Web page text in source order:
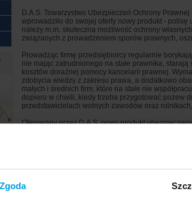
Zgoda
D.A.S. Towarzystwo Ubezpieczeń Ochrony Prawnej
wprowadziło do swojej oferty nowy produkt -
należy m.in. skuteczna możliwość ochrony
związanych z prowadzeniem sporów prawnych,
Prowadząc firmę przedsiębiorcy regularnie
nie mając zatrudnionego na stałe prawnika,
kosztów doraźnej pomocy kancelarii prawnej.
zdobycia wiedzy z zakresu prawa, a dodatkowo
małych i średnich firm, które na stałe nie
dopiero w chwili, kiedy trzeba przygotować pozew
przedstawicielach wolnych zawodów oraz
Oferowany przez D.A.S. nowy produkt
przegrania sprawy przed sądem - w całości lub
proces, często nie może odzyskać wszystkich